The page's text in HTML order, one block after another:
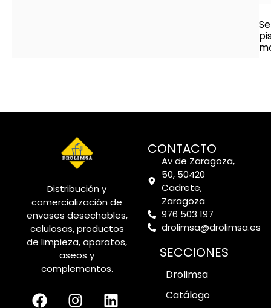
Distribución y
comercialización de
envases desechables,
celulosas, productos
de limpieza, aparatos,
aseos y
complementos.
CONTACTO
Av de Zaragoza,
50, 50420
Cadrete,
Zaragoza
976 503 197
drolimsa@drolimsa.es
SECCIONES
Drolimsa
Catálogo